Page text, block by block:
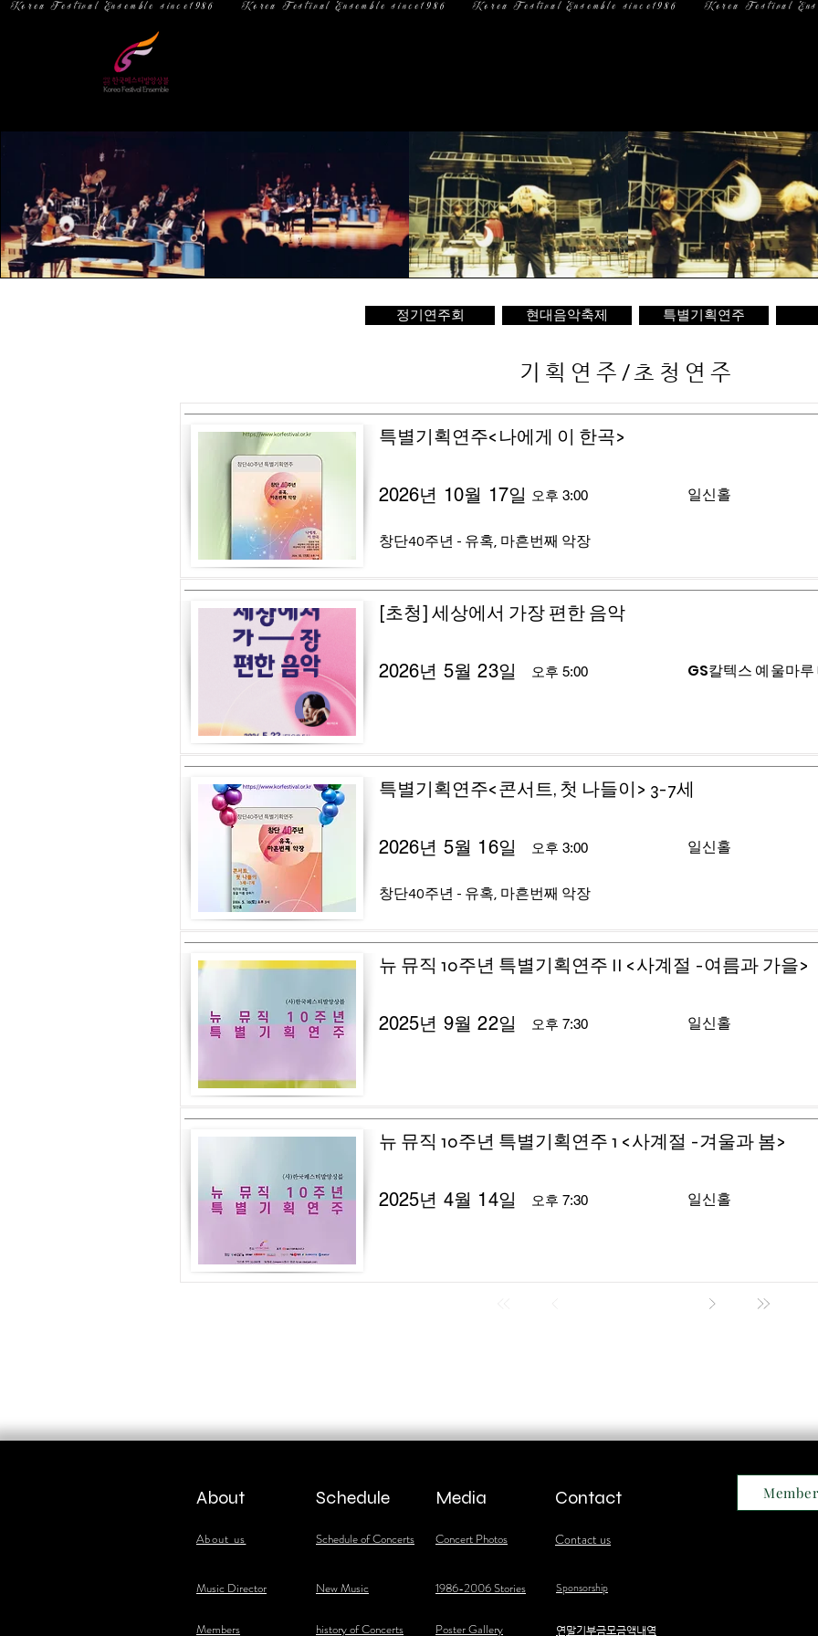
  Korea Festival Ensemble since1986
정기연주회 현대음악축제 특별기획연주
기획연주/초청연주
특별기획연주<나에게 이 한곡>
오후 3:00
2026년 10월 17일 일신홀
창단40주년 - 유혹, 마흔번째 악장
[초청] 세상에서 가장 편한 음악
오후 5:00
2026년 5월 23일 GS칼텍스 예울마
특별기획연주<콘서트, 첫 나들이> 3-7세
오후 3:00
2026년 5월 16일 일신홀
창단40주년 - 유혹, 마흔번째 악장
뉴 뮤직 10주년 특별기획연주 II <사계절 -여름과 가을>
오후 7:30
2025년 9월 22일 일신홀
뉴 뮤직 10주년 특별기획연주 1 <사계절 -겨울과 봄>
오후 7:30
2025년 4월 14일 일신홀
About
About us
​Music Director
​Members
Schedule
Schedule of Concerts
Media
Concert Photos
Contact
Contact us
New Music 1986-2006 Stories Sponsorship
history of Concerts Poster Gallery ​연말기부금모금액내역